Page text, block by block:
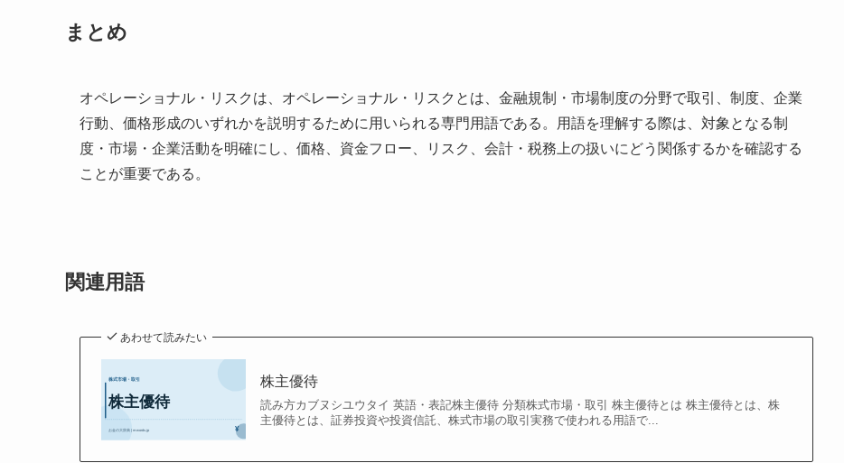
まとめ
オペレーショナル・リスクは、オペレーショナル・リスクとは、金融規制・市場制度の分野で取引、制度、企業
行動、価格形成のいずれかを説明するために用いられる専門用語である。用語を理解する際は、対象となる制
度・市場・企業活動を明確にし、価格、資金フロー、リスク、会計・税務上の扱いにどう関係するかを確認する
ことが重要である。
関連用語
あわせて読みたい
株主優待
読み方カブヌシユウタイ 英語・表記株主優待 分類株式市場・取引 株主優待とは 株主優待とは、株
主優待とは、証券投資や投資信託、株式市場の取引実務で使われる用語で...